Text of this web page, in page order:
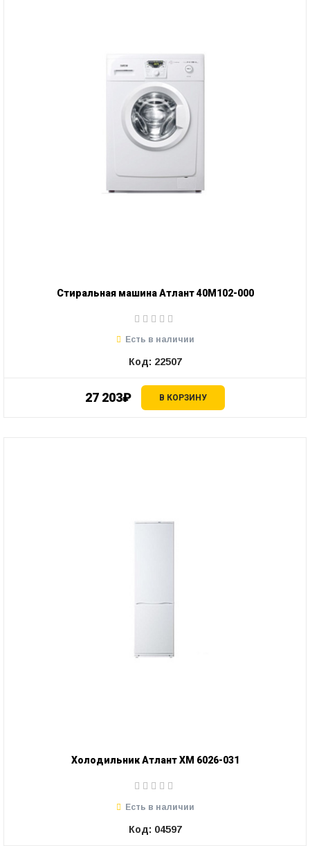
Стиральная машина Атлант 40М102-000
27 203₽ В КОРЗИНУ
Есть в наличии
Код: 22507
Холодильник Атлант ХМ 6026-031
Есть в наличии
Код: 04597